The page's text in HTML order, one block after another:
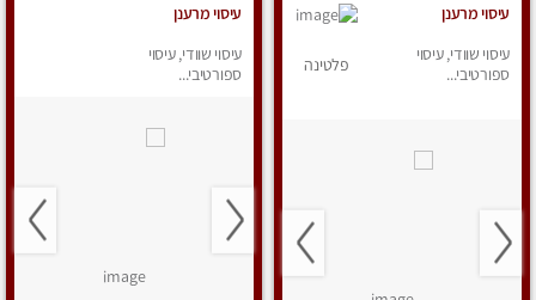
עיסוי מרענן
עיסוי שוודי, עיסוי
ספורטיבי...
פלטינה
עיסוי מרענן
עיסוי שוודי, עיסוי
ספורטיבי...